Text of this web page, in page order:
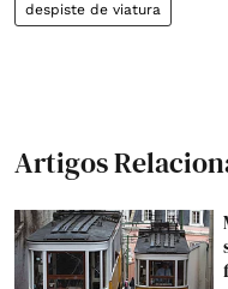
despiste de viatura
Artigos